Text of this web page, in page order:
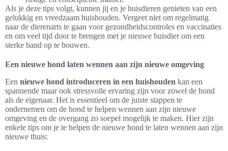
Als je deze tips volgt, kunnen jij en je huisdieren genieten van een
gelukkig en vreedzaam huishouden. Vergeet niet om regelmatig
naar de dierenarts te gaan voor gezondheidscontroles en vaccinaties
en om veel tijd door te brengen met je nieuwe huisdier om een
sterke band op te bouwen.
Een nieuwe hond laten wennen aan zijn nieuwe omgeving
Een nieuwe hond introduceren in een huishouden kan een
spannende maar ook stressvolle ervaring zijn voor zowel de hond
als de eigenaar. Het is essentieel om de juiste stappen te
ondernemen om de hond te helpen wennen aan zijn nieuwe
omgeving en de overgang zo soepel mogelijk te maken. Hier zijn
enkele tips om je te helpen de nieuwe hond te laten wennen aan zijn
nieuwe thuis: